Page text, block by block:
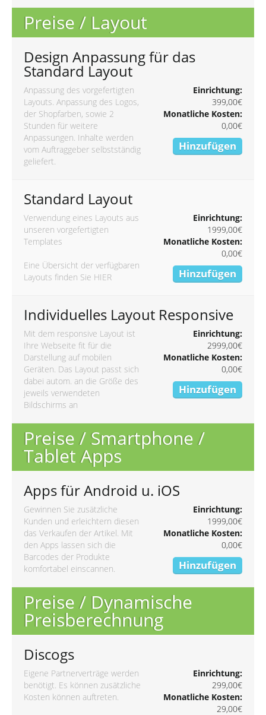
Preise / Layout
Design Anpassung für das
Standard Layout
Anpassung des vorgefertigten
Layouts. Anpassung des Logos,
der Shopfarben, sowie 2
Stunden für weitere
Anpassungen. Inhalte werden
vom Auftraggeber selbstständig
geliefert.
Einrichtung:
399,00€
Monatliche Kosten:
0,00€
Hinzufügen
Standard Layout
Verwendung eines Layouts aus
unseren vorgefertigten
Templates
Eine Übersicht der verfügbaren
Layouts finden Sie HIER
Einrichtung:
1999,00€
Monatliche Kosten:
0,00€
Hinzufügen
Individuelles Layout Responsive
Mit dem responsive Layout ist
Ihre Webseite fit für die
Darstellung auf mobilen
Geräten. Das Layout passt sich
dabei autom. an die Größe des
jeweils verwendeten
Bildschirms an
Einrichtung:
2999,00€
Monatliche Kosten:
0,00€
Hinzufügen
Preise / Smartphone /
Tablet Apps
Apps für Android u. iOS
Gewinnen Sie zusätzliche
Kunden und erleichtern diesen
das Verkaufen der Artikel. Mit
den Apps lassen sich die
Barcodes der Produkte
komfortabel einscannen.
Einrichtung:
1999,00€
Monatliche Kosten:
0,00€
Hinzufügen
Preise / Dynamische
Preisberechnung
Discogs
Eigene Partnerverträge werden
benötigt. Es können zusätzliche
Kosten können auftreten.
Einrichtung:
299,00€
Monatliche Kosten:
29,00€